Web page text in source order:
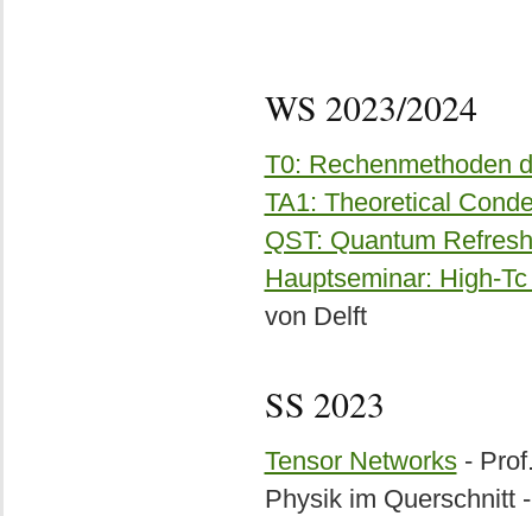
WS 2023/2024
T0: Rechenmethoden
TA1: Theoretical
QST: Quantum
Hauptseminar: High-
von Delft
SS 2023
Tensor Networks-
Physik im Querschnitt